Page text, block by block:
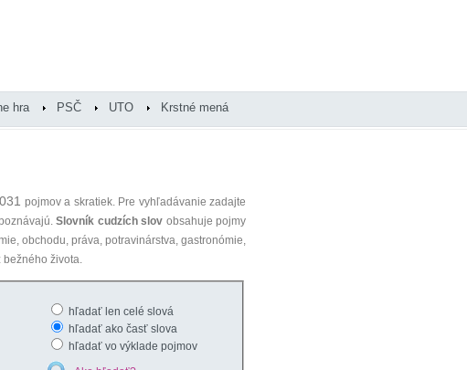
hra PSČ UTO Krstné mená
pojmov a skratiek. Pre vyhľadávanie zadajte
Slovník cudzích slov obsahuje pojmy
obchodu, práva, potravinárstva, gastronómie,
bežného života.
hľadať len celé slová
hľadať ako časť slova
hľadať vo výklade pojmov